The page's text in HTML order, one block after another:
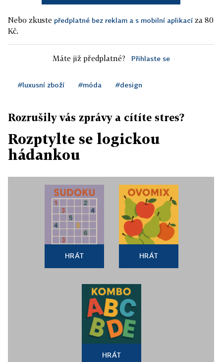
Nebo zkuste předplatné bez reklam a s mobilní aplikací za 80
Kč.
Máte již předplatné? Přihlaste se
#luxusní zboží #móda #design
Rozrušily vás zprávy a cítíte stres?
Rozptylte se logickou
hádankou
HRÁT HRÁT
HRÁT